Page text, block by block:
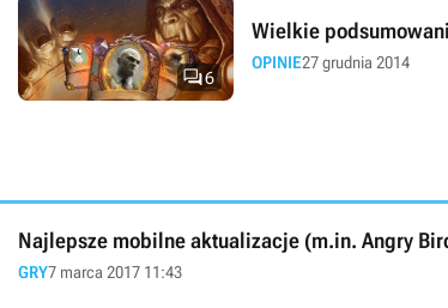
6
Wielkie
OPINIE27 grudnia 2014
Najlepsze mobilne aktualizacje (m.in. Angry
GRY7 marca 2017 11:43